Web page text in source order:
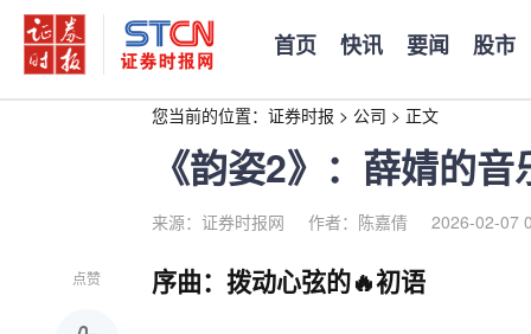
首页 快讯 要闻 股市
您当前的位置： 证券时报 > 公司 > 正文
《韵姿2》：薛婧的
来源：证券时报网 作者：陈嘉倩 2026-02-07
点赞 序曲：拨动心弦的🔥初语